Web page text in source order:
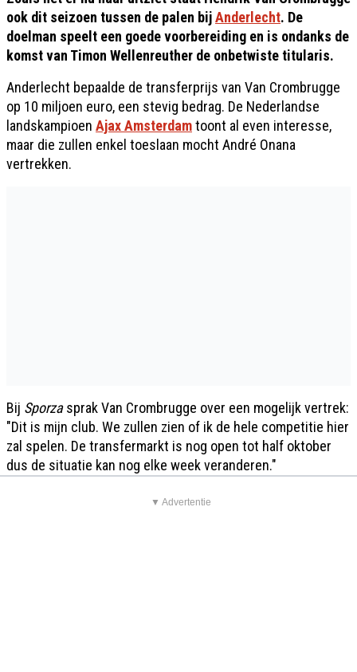
ook dit seizoen tussen de palen bijAnderlecht. De
doelman speelt een goede voorbereiding en is ondanks de
komst van Timon Wellenreuther de onbetwiste titularis.
Anderlecht bepaalde de transferprijs van Van Crombrugge
op 10 miljoen euro, een stevig bedrag. De Nederlandse
landskampioen Ajax Amsterdamtoont al even interesse,
maar die zullen enkel toeslaan mocht André Onana
vertrekken.
Bij Sporzasprak Van Crombrugge over een mogelijk vertrek:
"Dit is mijn club. We zullen zien of ik de hele competitie hier
zal spelen. De transfermarkt is nog open tot half oktober
dus de situatie kan nog elke week veranderen."
▼ Advertentie